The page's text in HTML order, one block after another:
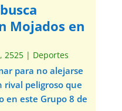
Mojados en
2525| Deportes
para no alejarse
rival peligroso que
en este Grupo 8 de